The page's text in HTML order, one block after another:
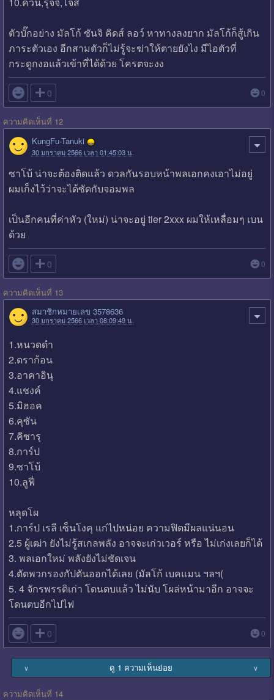
ตัวบั๊กอย่าง มัลโก้ ซันจิ คิดส์ ลอว์ หาทางลงยาก มัลโก้ก็สู้เกิน
ภาระตัวเอง อีกสามตัวก็ไม่รู้จะฆ่าให้ตายยังไง มีไอตัวที่
กระดูกงอแล้วเข้าที่ได้ด้วย โครตจะงง
 0 0
ความคิดเห็นที่ 12
KungFu-Tanuki
30 มกราคม 2566 เวลา 01:45:03 น.
ซาโบ้ น่าจะต้องติดแล้ว ดวลกันรอบหน้าพลเอกคงเอาไม่อยู่
ผมเก็งไว้ว่าจะได้ซัดกับจอมพล
เป็นอีกคนที่ค่าหัว (ใหม่) น่าจะอยู่ tier 2xxx ผมให้เหลื่อมๆ เบน
ด้วย
 0 0
ความคิดเห็นที่ 13
สมาชิกหมายเลข 3578636
30 มกราคม 2566 เวลา 08:09:49 น.
1.หนวดดำ
2.ดราก้อน
3.อาคาอินุ
4.แชงค์
5.มิฮอค
6.คุซัน
7.คิซารุ
8.การ์ป
9.ซาโบ้
10.ลูฟี่
หลุดโผ
1.การ์ป เรลี เซ็นโงคุ แก่ไปหน่อย ความฟิตมีผลแน่นอน
2.5 ผู้เฒ่า ยังไม่รู้สเกลพลัง อาจจะเก่วเวอร์ หรือ ไม่เก่งเลยก็ได้
3. พลเอกใหม่ พลังยังไม่ชัดเจน
4.ตัดพวกรองกัปตันออกได้เลย (มัลโก้ เบคแมน ฯลฯ(
5. 4 จักรพรรดิเก่า โดนตบแล้ว ไม่นับ โผล่หน้ามาอีก อาจจะ
โดนตบอีกไปไฟ
 0 0
∨ ดู 1 ความเห็นย่อย ∨
ความคิดเห็นที่ 14